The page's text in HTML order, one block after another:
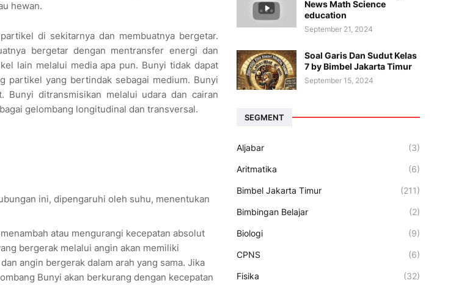
hewan.
di sekitarnya dan membuatnya bergetar.
bergetar dengan mentransfer energi dan
lain melalui media apa pun. Bunyi tidak dapat
partikel yang bertindak sebagai medium. Bunyi
Bunyi ditransmisikan melalui udara dan cairan
gelombang longitudinal dan transversal.
ini, dipengaruhi oleh suhu, menentukan
atau mengurangi kecepatan absolut
bergerak melalui angin akan memiliki
angin bergerak dalam arah yang sama. Jika
Bunyi akan berkurang dengan kecepatan
News Math Science
education
September 21, 2024
Soal Garis Dan Sudut Kelas
7 by Bimbel Jakarta Timur
September 15, 2024
SEGMENT
Aljabar (3)
Aritmatika (6)
Bimbel Jakarta Timur (211)
Bimbingan Belajar (2)
Biologi (9)
CPNS (6)
Fisika (32)